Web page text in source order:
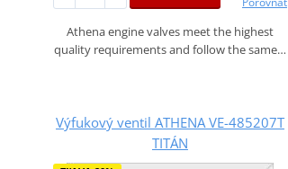
Athena engine valves meet the highest
quality requirements and follow the same…
Výfukový ventil ATHENA VE-485207T
TITÁN